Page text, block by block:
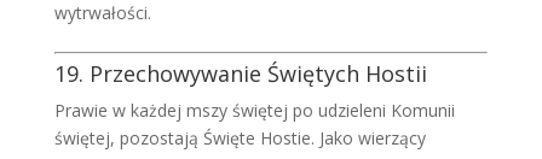
wytrwałości.
19. Przechowywanie Świętych Hostii
Prawie w każdej mszy świętej po udzieleni Komunii
świętej, pozostają Święte Hostie. Jako wierzący